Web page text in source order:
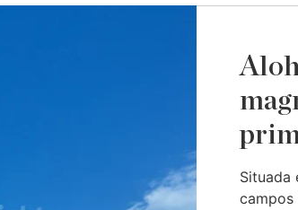
Situada